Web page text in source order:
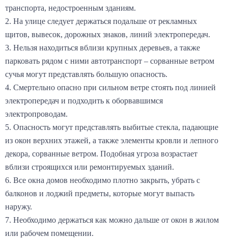
транспорта, недостроенным зданиям.
2. На улице следует держаться подальше от рекламных
щитов, вывесок, дорожных знаков, линий электропередач.
3. Нельзя находиться вблизи крупных деревьев, а также
парковать рядом с ними автотранспорт – сорванные ветром
сучья могут представлять большую опасность.
4. Смертельно опасно при сильном ветре стоять под линией
электропередач и подходить к оборвавшимся
электропроводам.
5. Опасность могут представлять выбитые стекла, падающие
из окон верхних этажей, а также элементы кровли и лепного
декора, сорванные ветром. Подобная угроза возрастает
вблизи строящихся или ремонтируемых зданий.
6. Все окна домов необходимо плотно закрыть, убрать с
балконов и лоджий предметы, которые могут выпасть
наружу.
7. Необходимо держаться как можно дальше от окон в жилом
или рабочем помещении.